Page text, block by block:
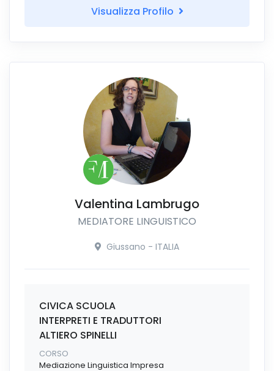
Visualizza Profilo
Valentina Lambrugo
MEDIATORE LINGUISTICO
Giussano - ITALIA
CIVICA SCUOLA
INTERPRETI E TRADUTTORI
ALTIERO SPINELLI
CORSO
Mediazione Linguistica Impresa